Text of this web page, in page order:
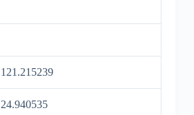
121.215239
24.940535